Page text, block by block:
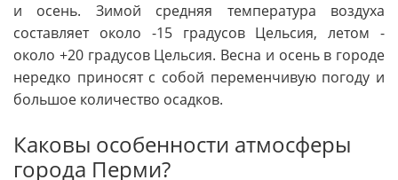
и осень. Зимой средняя температура воздуха
составляет около -15 градусов Цельсия, летом -
около +20 градусов Цельсия. Весна и осень в городе
нередко приносят с собой переменчивую погоду и
большое количество осадков.
Каковы особенности атмосферы
города Перми?